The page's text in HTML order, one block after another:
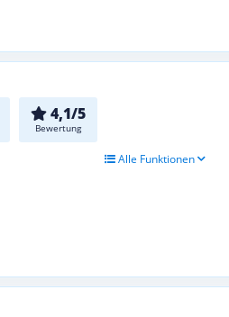
4,1/5
Bewertung
Alle Funktionen